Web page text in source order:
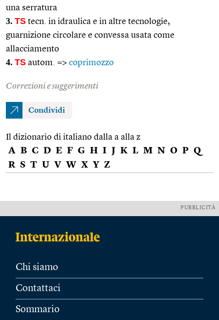
una serratura
3. TS tecn. in idraulica e in altre tecnologie,
guarnizione circolare e convessa usata come
allacciamento
4. TS autom. => coprimozzo
Correzioni e suggerimenti
Condividi
Il dizionario di italiano dalla a alla z
A B C D E F G H I J K L M N O P Q
R S T U V W X Y Z
PUBBLICITÀ
Chi siamo
Contattaci
Sommario